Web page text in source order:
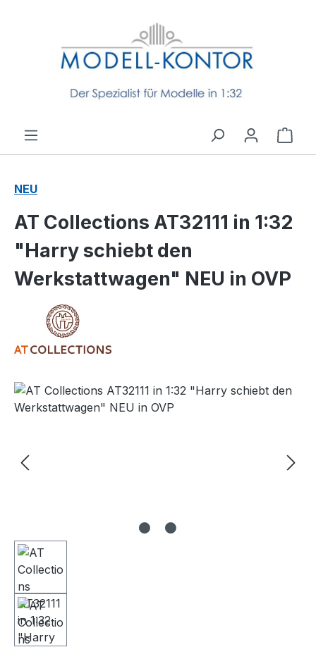
NEU
AT Collections AT32111 in 1:32
"Harry schiebt den
Werkstattwagen" NEU in OVP
Bildergalerie überspringen